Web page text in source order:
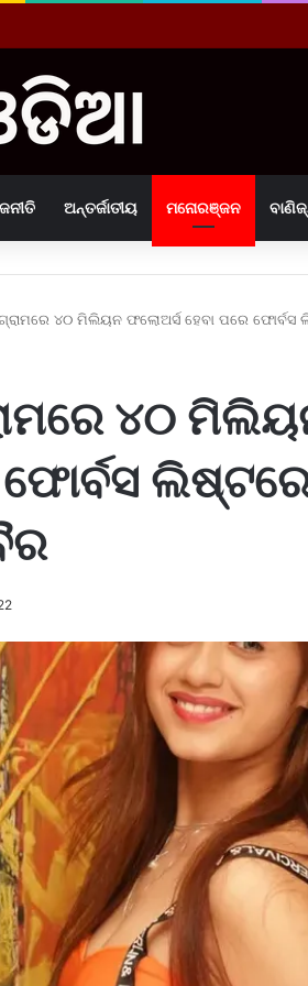
ଅନ୍ତର୍ଜାତୀୟ ମନୋରଞ୍ଜନ
୪୦ ମିଲିୟନ ଫଲୋଅର୍ସ ହେବା ପରେ ଫୋର୍ବସ
୪୦
ଫୋର୍ବସ